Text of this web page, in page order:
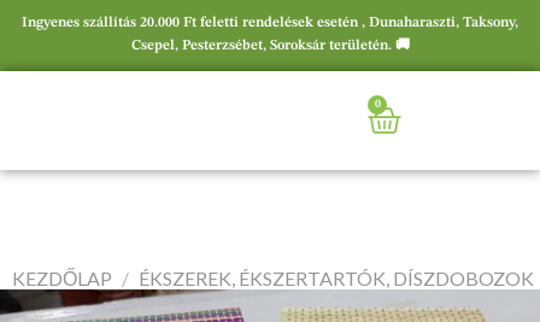
Ingyenes szállítás 20.000 Ft feletti rendelések esetén , Dunaharaszti, Taksony,
Csepel, Pesterzsébet, Soroksár területén. 🚚
0
KEZDŐLAP / ÉKSZEREK, ÉKSZERTARTÓK, DÍSZDOBOZOK